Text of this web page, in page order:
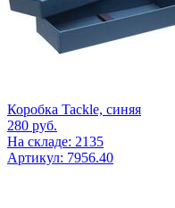
Коробка Tackle, синяя
280 руб.
На складе: 2135
Артикул: 7956.40